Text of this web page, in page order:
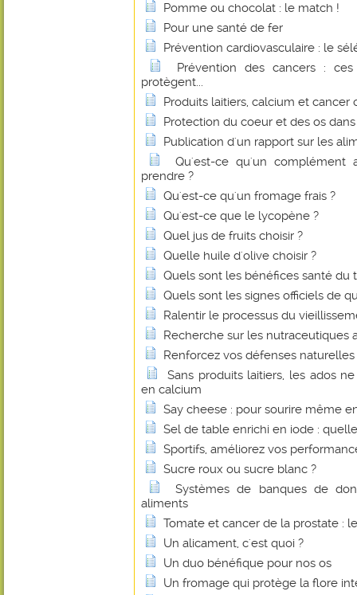
Pomme ou chocolat : le match !
Pour une santé de fer
Prévention cardiovasculaire : le
Prévention des cancers :
protègent...
Produits laitiers, calcium et cancer
Protection du coeur et des os
Publication d'un rapport sur les
Qu'est-ce qu'un complément
prendre ?
Qu'est-ce qu'un fromage frais ?
Qu'est-ce que le lycopène ?
Quel jus de fruits choisir ?
Quelle huile d'olive choisir ?
Quels sont les bénéfices santé du
Quels sont les signes officiels de
Ralentir le processus du
Recherche sur les nutraceutiques
Renforcez vos défenses naturelles
Sans produits laitiers, les ados
en calcium
Say cheese : pour sourire même
Sel de table enrichi en iode :
Sportifs, améliorez vos
Sucre roux ou sucre blanc ?
Systèmes de banques de
aliments
Tomate et cancer de la prostate :
Un alicament, c'est quoi ?
Un duo bénéfique pour nos os
Un fromage qui protège la flore